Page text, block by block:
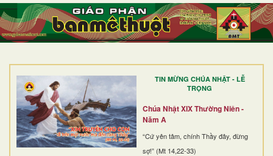
TIN MỪNG CHÚA NHẬT - LỄ
TRỌNG
Chúa Nhật XIX Thường Niên -
Năm A
“Cứ yên tâm, chính Thầy đây, đừng
sợ!” (Mt 14,22-33)
TRANG NHẤT
GIỚI THIỆU
DÒNG TU
BAN MỤC VỤ
ĐOÀN THỂ CG